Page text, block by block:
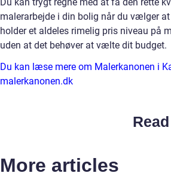
malerarbejde i din bolig når du vælger
holder et aldeles rimelig pris niveau på
uden at det behøver at vælte dit budget.
Du kan læse mere om Malerkanonen i
malerkanonen.dk
More articles